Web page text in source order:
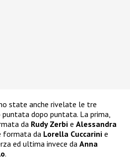
state anche rivelate le tre
puntata dopo puntata. La prima,
da Rudy Zerbi e Alessandra
formata da Lorella Cuccarini e
ed ultima invece da Anna
.